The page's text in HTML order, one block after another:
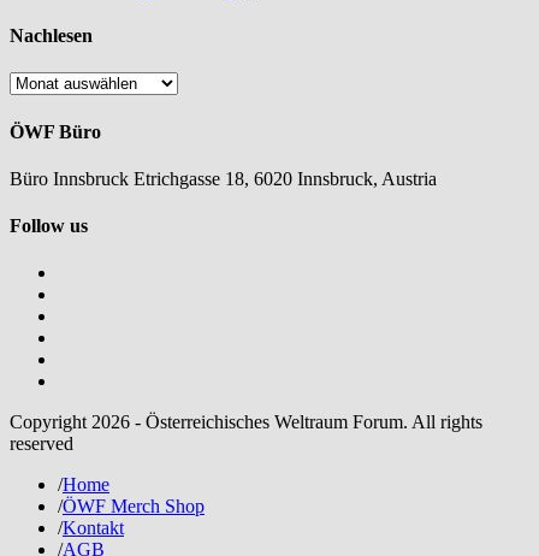
Nachlesen
Nachlesen
ÖWF Büro
Büro Innsbruck Etrichgasse 18, 6020 Innsbruck, Austria
Follow us
Copyright 2026 - Österreichisches Weltraum Forum. All rights
reserved
/Home
/ÖWF Merch Shop
/Kontakt
/AGB